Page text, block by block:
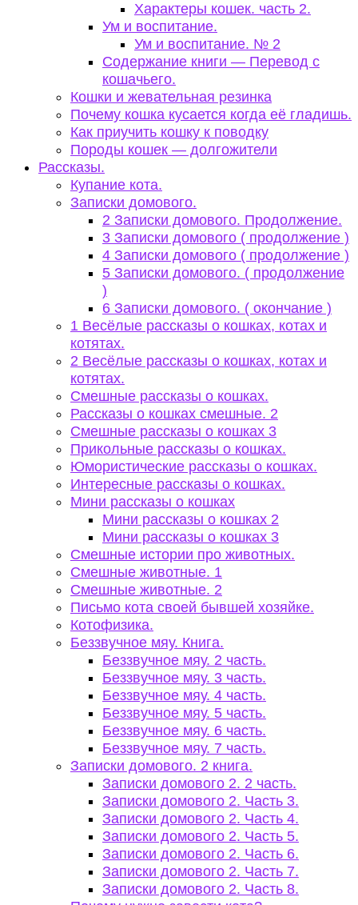
Характеры кошек. часть 2.
Ум и воспитание.
Ум и воспитание. № 2
Содержание книги — Перевод с
кошачьего.
Кошки и жевательная резинка
Почему кошка кусается когда её гладишь.
Как приучить кошку к поводку
Породы кошек — долгожители
Рассказы.
Купание кота.
Записки домового.
2 Записки домового. Продолжение.
3 Записки домового ( продолжение )
4 Записки домового ( продолжение )
5 Записки домового. ( продолжение
)
6 Записки домового. ( окончание )
1 Весёлые рассказы о кошках, котах и
котятах.
2 Весёлые рассказы о кошках, котах и
котятах.
Смешные рассказы о кошках.
Рассказы о кошках смешные. 2
Смешные рассказы о кошках 3
Прикольные рассказы о кошках.
Юмористические рассказы о кошках.
Интересные рассказы о кошках.
Мини рассказы о кошках
Мини рассказы о кошках 2
Мини рассказы о кошках 3
Смешные истории про животных.
Смешные животные. 1
Смешные животные. 2
Письмо кота своей бывшей хозяйке.
Котофизика.
Беззвучное мяу. Книга.
Беззвучное мяу. 2 часть.
Беззвучное мяу. 3 часть.
Беззвучное мяу. 4 часть.
Беззвучное мяу. 5 часть.
Беззвучное мяу. 6 часть.
Беззвучное мяу. 7 часть.
Записки домового. 2 книга.
Записки домового 2. 2 часть.
Записки домового 2. Часть 3.
Записки домового 2. Часть 4.
Записки домового 2. Часть 5.
Записки домового 2. Часть 6.
Записки домового 2. Часть 7.
Записки домового 2. Часть 8.